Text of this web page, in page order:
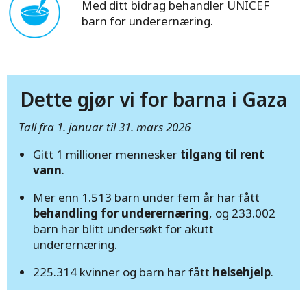
Med ditt bidrag behandler UNICEF
barn for underernæring.
Dette gjør vi for barna i Gaza
Tall fra 1. januar til 31. mars 2026
Gitt 1 millioner mennesker tilgang til rent
vann.
Mer enn 1.513 barn under fem år har fått
behandling for underernæring, og 233.002
barn har blitt undersøkt for akutt
underernæring.
225.314 kvinner og barn har fått helsehjelp.